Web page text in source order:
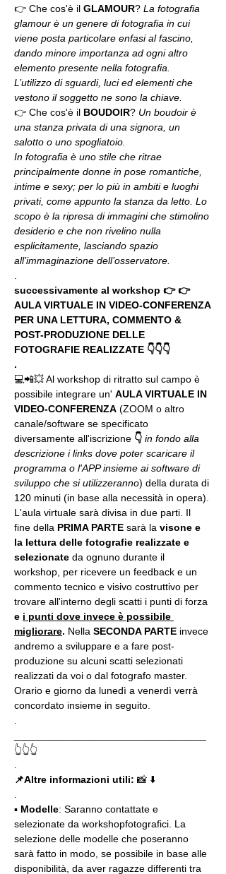
👉 Che cos'è il GLAMOUR? La fotografia
glamour è un genere di fotografia in cui
viene posta particolare enfasi al fascino,
dando minore importanza ad ogni altro
elemento presente nella fotografia.
L’utilizzo di sguardi, luci ed elementi che
vestono il soggetto ne sono la chiave.
👉 Che cos'è il BOUDOIR? Un boudoir è
una stanza privata di una signora, un
salotto o uno spogliatoio.
In fotografia è uno stile che ritrae
principalmente donne in pose romantiche,
intime e sexy; per lo più in ambiti e luoghi
privati, come appunto la stanza da letto. Lo
scopo è la ripresa di immagini che stimolino
desiderio e che non rivelino nulla
esplicitamente, lasciando spazio
all’immaginazione dell’osservatore.
successivamente al workshop 👉 👉
AULA VIRTUALE IN VIDEO-CONFERENZA
PER UNA LETTURA, COMMENTO &
POST-PRODUZIONE DELLE
FOTOGRAFIE REALIZZATE 👇👇👇
.
💻📲💥 Al workshop di ritratto sul campo è
possibile integrare un' AULA VIRTUALE IN
VIDEO-CONFERENZA (ZOOM o altro
canale/software se specificato
diversamente all'iscrizione 👇 in fondo alla
descrizione i links dove poter scaricare il
programma o l'APP insieme ai software di
sviluppo che si utilizzeranno) della durata di
120 minuti (in base alla necessità in opera).
L'aula virtuale sarà divisa in due parti. Il
fine della PRIMA PARTE sarà la visone e
la lettura delle fotografie realizzate e
selezionate da ognuno durante il
workshop, per ricevere un feedback e un
commento tecnico e visivo costruttivo per
trovare all'interno degli scatti i punti di forza
e i punti dove invece è possibile
migliorare. Nella SECONDA PARTE invece
andremo a sviluppare e a fare post-
produzione su alcuni scatti selezionati
realizzati da voi o dal fotografo master.
Orario e giorno da lunedì a venerdì verrà
concordato insieme in seguito.
👆👆👆
📌Altre informazioni utili: 📸 ⬇️
▪️ Modelle: Saranno contattate e
selezionate da workshopfotografici. La
selezione delle modelle che poseranno
sarà fatto in modo, se possibile in base alle
disponibilità, da aver ragazze differenti tra